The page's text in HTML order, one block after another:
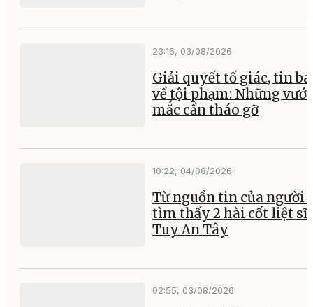
23:16, 03/08/2026
Giải quyết tố giác, tin
về tội phạm: Những
mắc cần tháo gỡ
10:22, 04/08/2026
Từ nguồn tin của người
tìm thấy 2 hài cốt liệt sĩ
Tuy An Tây
02:55, 03/08/2026